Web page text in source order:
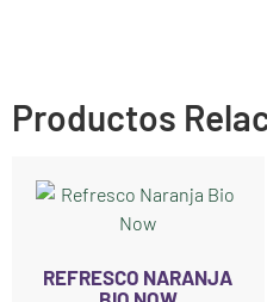
Productos
REFRESCO NARANJA